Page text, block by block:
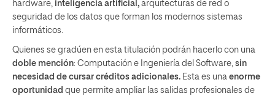
hardware, inteligencia artificial, arquitecturas de red o
seguridad de los datos que forman los modernos sistemas
informáticos.
Quienes se gradúen en esta titulación podrán hacerlo con una
doble mención: Computación e Ingeniería del Software, sin
necesidad de cursar créditos adicionales. Esta es una enorme
oportunidad que permite ampliar las salidas profesionales de